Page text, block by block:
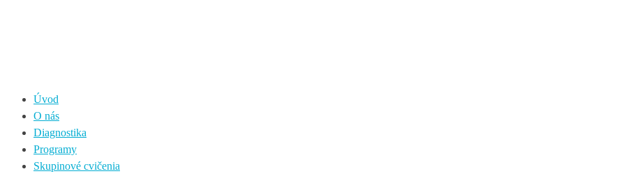
Úvod
O nás
Diagnostika
Programy
Skupinové cvičenia